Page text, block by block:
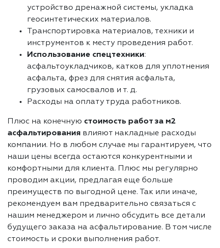
устройство дренажной системы, укладка
геосинтетических материалов.
Транспортировка материалов, техники и
инструментов к месту проведения работ.
Использование спецтехники:
асфальтоукладчиков, катков для уплотнения
асфальта, фрез для снятия асфальта,
грузовых самосвалов и т. д.
Расходы на оплату труда работников.
Плюс на конечную стоимость работ за м2
асфальтирования влияют накладные расходы
компании. Но в любом случае мы гарантируем, что
наши цены всегда остаются конкурентными и
комфортными для клиента. Плюс мы регулярно
проводим акции, предлагая еще больше
преимуществ по выгодной цене. Так или иначе,
рекомендуем вам предварительно связаться с
нашим менеджером и лично обсудить все детали
будущего заказа на асфальтирование. В том числе
стоимость и сроки выполнения работ.